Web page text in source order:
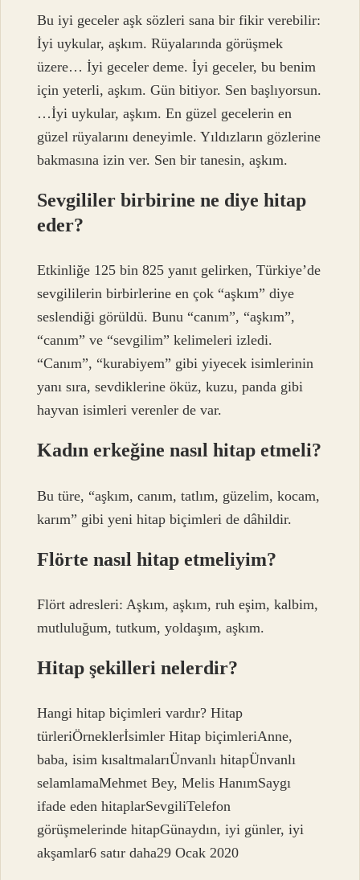
Bu iyi geceler aşk sözleri sana bir fikir verebilir:
İyi uykular, aşkım. Rüyalarında görüşmek
üzere… İyi geceler deme. İyi geceler, bu benim
için yeterli, aşkım. Gün bitiyor. Sen başlıyorsun.
…İyi uykular, aşkım. En güzel gecelerin en
güzel rüyalarını deneyimle. Yıldızların gözlerine
bakmasına izin ver. Sen bir tanesin, aşkım.
Sevgililer birbirine ne diye hitap
eder?
Etkinliğe 125 bin 825 yanıt gelirken, Türkiye’de
sevgililerin birbirlerine en çok “aşkım” diye
seslendiği görüldü. Bunu “canım”, “aşkım”,
“canım” ve “sevgilim” kelimeleri izledi.
“Canım”, “kurabiyem” gibi yiyecek isimlerinin
yanı sıra, sevdiklerine öküz, kuzu, panda gibi
hayvan isimleri verenler de var.
Kadın erkeğine nasıl hitap etmeli?
Bu türe, “aşkım, canım, tatlım, güzelim, kocam,
karım” gibi yeni hitap biçimleri de dâhildir.
Flörte nasıl hitap etmeliyim?
Flört adresleri: Aşkım, aşkım, ruh eşim, kalbim,
mutluluğum, tutkum, yoldaşım, aşkım.
Hitap şekilleri nelerdir?
Hangi hitap biçimleri vardır? Hitap
türleriÖrneklerİsimler Hitap biçimleriAnne,
baba, isim kısaltmalarıÜnvanlı hitapÜnvanlı
selamlamaMehmet Bey, Melis HanımSaygı
ifade eden hitaplarSevgiliTelefon
görüşmelerinde hitapGünaydın, iyi günler, iyi
akşamlar6 satır daha29 Ocak 2020